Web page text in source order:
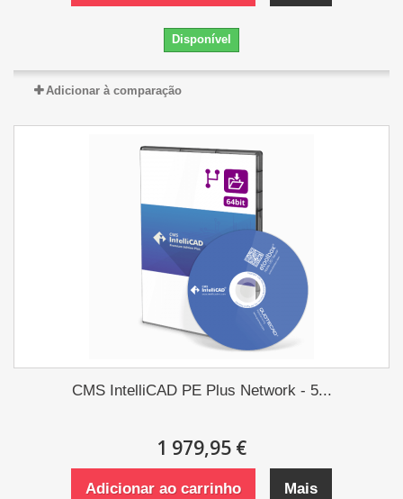
Disponível
Adicionar à comparação
CMS IntelliCAD PE Plus Network - 5...
1 979,95 €
Adicionar ao carrinho Mais